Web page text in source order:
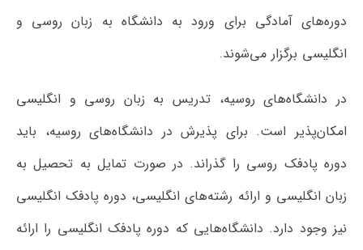
دوره‌های آمادگی برای ورود به دانشگاه به زبان روسی و
انگلیسی برگزار می‌شوند.
در دانشگاه‌های روسیه، تدریس به زبان روسی و انگلیسی
امکان‌پذیر است. برای پذیرش در دانشگاه‌های روسیه، باید
دوره پادفک روسی را گذراند. در صورت تمایل به تحصیل به
زبان انگلیسی و ارائه رشته‌های انگلیسی، دوره پادفک انگلیسی
نیز وجود دارد. دانشگاه‌هایی که دوره پادفک انگلیسی را ارائه